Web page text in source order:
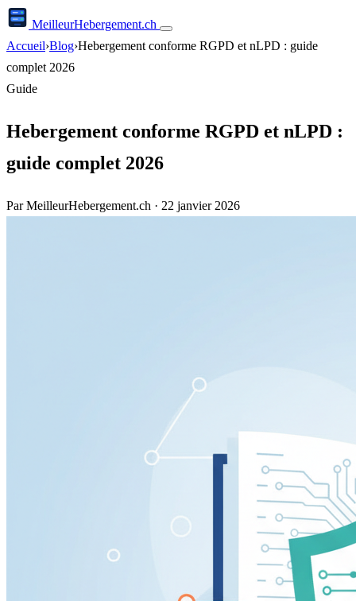
MeilleurHebergement.ch
Accueil›Blog›Hebergement conforme RGPD et nLPD : guide
complet 2026
Guide
Hebergement conforme RGPD et nLPD :
guide complet 2026
Par MeilleurHebergement.ch · 22 janvier 2026